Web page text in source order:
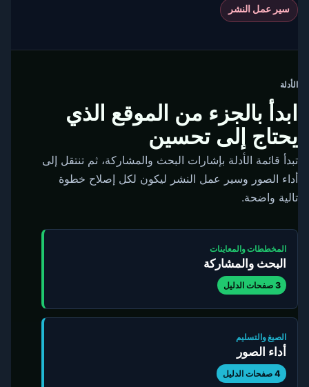
سير عمل النشر
الأدلة
ابدأ بالجزء من الموقع الذي
يحتاج إلى تحسين
تبدأ قائمة الأدلة بإشارات البحث والمشاركة، ثم تنتقل إلى
أداء الصور وسير عمل النشر ليكون لكل إصلاح خطوة
تالية واضحة.
المخططات والمعاينات
البحث والمشاركة
3 صفحات الدليل
الصيغ والتسليم
أداء الصور
4 صفحات الدليل